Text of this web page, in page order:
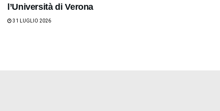
l’Università di Verona
31 LUGLIO 2026